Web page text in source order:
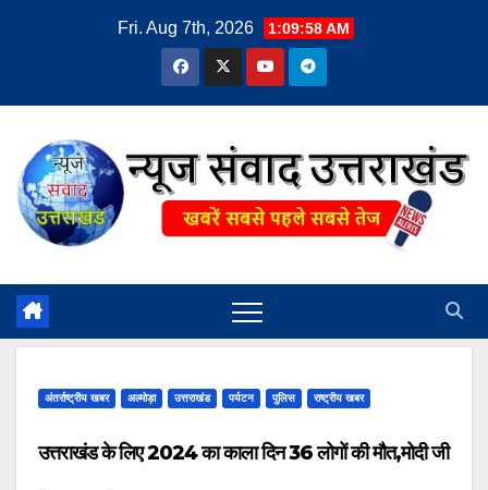
Fri. Aug 7th, 2026 1:09:59 AM
अंतर्राष्ट्रीय खबर अल्मोड़ा उत्तराखंड पर्यटन पुलिस राष्ट्रीय खबर
उत्तराखंड के लिए 2024 का काला दिन 36 लोगों की मौत,मोदी जी